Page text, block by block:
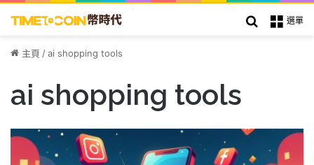
選單
搜索
主頁 /ai shopping tools
ai shopping tools